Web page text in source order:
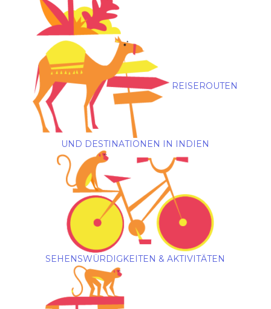
REISEROUTEN
UND DESTINATIONEN IN INDIEN
SEHENSWÜRDIGKEITEN & AKTIVITÄTEN